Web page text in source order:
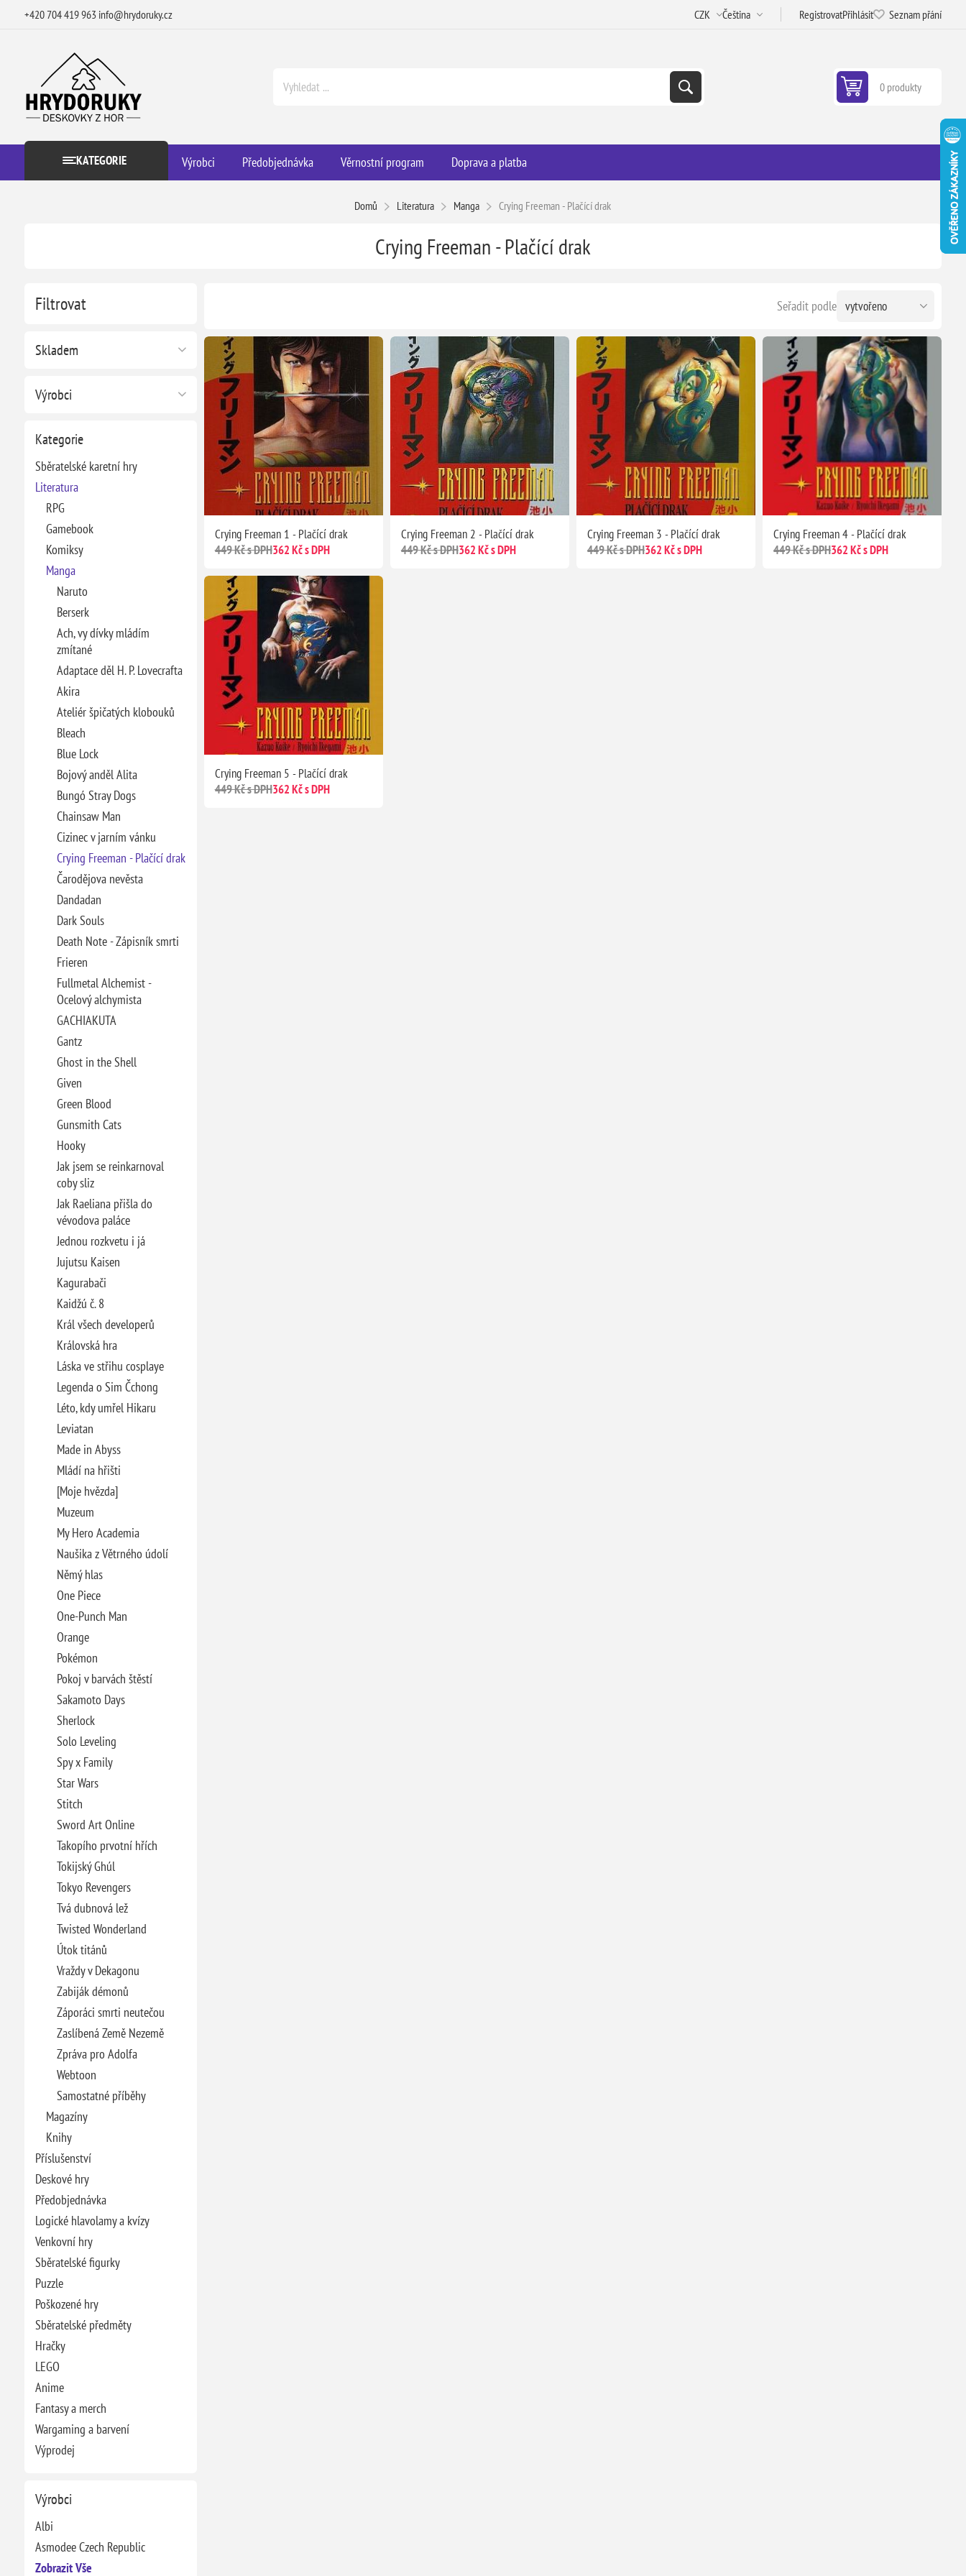
+420 704 419 963 info@hrydoruky.cz RegistrovatPřihlásit Seznam přání
0 produkty
KATEGORIE Výrobci Předobjednávka Věrnostní program Doprava a platba
Domů Literatura Manga Crying Freeman - Plačící drak
Filtrovat
Skladem
Výrobci
Kategorie
Sběratelské karetní hry
Literatura
RPG
Gamebook
Komiksy
Manga
Naruto
Berserk
Ach, vy dívky mládím
zmítané
Adaptace děl H. P. Lovecrafta
Akira
Ateliér špičatých klobouků
Bleach
Blue Lock
Bojový anděl Alita
Bungó Stray Dogs
Chainsaw Man
Cizinec v jarním vánku
Crying Freeman - Plačící drak
Čarodějova nevěsta
Dandadan
Dark Souls
Death Note - Zápisník smrti
Frieren
Fullmetal Alchemist -
Ocelový alchymista
GACHIAKUTA
Gantz
Ghost in the Shell
Given
Green Blood
Gunsmith Cats
Hooky
Jak jsem se reinkarnoval
coby sliz
Jak Raeliana přišla do
vévodova paláce
Jednou rozkvetu i já
Jujutsu Kaisen
Kagurabači
Kaidžú č. 8
Král všech developerů
Královská hra
Láska ve střihu cosplaye
Legenda o Sim Čchong
Léto, kdy umřel Hikaru
Leviatan
Made in Abyss
Mládí na hřišti
[Moje hvězda]
Muzeum
My Hero Academia
Naušika z Větrného údolí
Němý hlas
One Piece
One-Punch Man
Orange
Pokémon
Pokoj v barvách štěstí
Sakamoto Days
Sherlock
Solo Leveling
Spy x Family
Star Wars
Stitch
Sword Art Online
Takopího prvotní hřích
Tokijský Ghúl
Tokyo Revengers
Tvá dubnová lež
Twisted Wonderland
Útok titánů
Vraždy v Dekagonu
Zabiják démonů
Záporáci smrti neutečou
Zaslíbená Země Nezemě
Zpráva pro Adolfa
Webtoon
Samostatné příběhy
Magazíny
Knihy
Příslušenství
Deskové hry
Předobjednávka
Logické hlavolamy a kvízy
Venkovní hry
Sběratelské figurky
Puzzle
Poškozené hry
Sběratelské předměty
Hračky
LEGO
Anime
Fantasy a merch
Wargaming a barvení
Výprodej
Výrobci
Albi
Asmodee Czech Republic
Zobrazit Vše
Crying Freeman - Plačící drak
Seřadit podle
Crying Freeman 1 - Plačící drak
449 Kč s DPH362 Kč s DPH
Crying Freeman 2 - Plačící drak
449 Kč s DPH362 Kč s DPH
Crying Freeman 3 - Plačící drak
449 Kč s DPH362 Kč s DPH
Crying Freeman 4 - Plačící drak
449 Kč s DPH362 Kč s DPH
Crying Freeman 5 - Plačící drak
449 Kč s DPH362 Kč s DPH